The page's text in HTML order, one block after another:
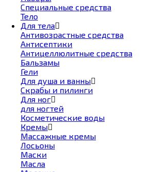
Специальные средства
Тело
Для тела
Антивозрастные средства
Антисептики
Антицеллюлитные средства
Бальзамы
Гели
Для душа и ванны
Скрабы и пилинги
Для ног
для ногтей
Косметические воды
Кремы
Массажные кремы
Лосьоны
Маски
Масла